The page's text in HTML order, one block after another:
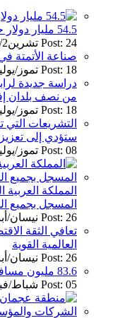
54.5 مليار دولار حصاد صفقات معرض دبي للطيران
Post: 24 تشرين2/نوفمبر 2019
صناعة الأتمتة
Post: 18 تموز/يوليو 2018
دراسة جديدة
من نصف بلدان
Post: 18 تموز/يوليو 2018
التشريعات التي
ستؤدي إلى
Post: 08 تموز/يوليو 2018
المسجل بجميع
Post: 26 نيسان/أبريل 2018
تعافي الثقة
العالمية القوية
Post: 26 نيسان/أبريل 2018
83.6 مليون مسافر عبر مطار دبي الدولي في 2016
Post: 05 شباط/فبراير 2017